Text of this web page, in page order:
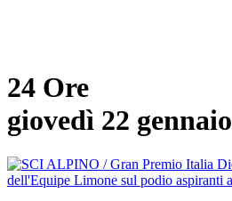
24 Ore
giovedì 22 gennaio